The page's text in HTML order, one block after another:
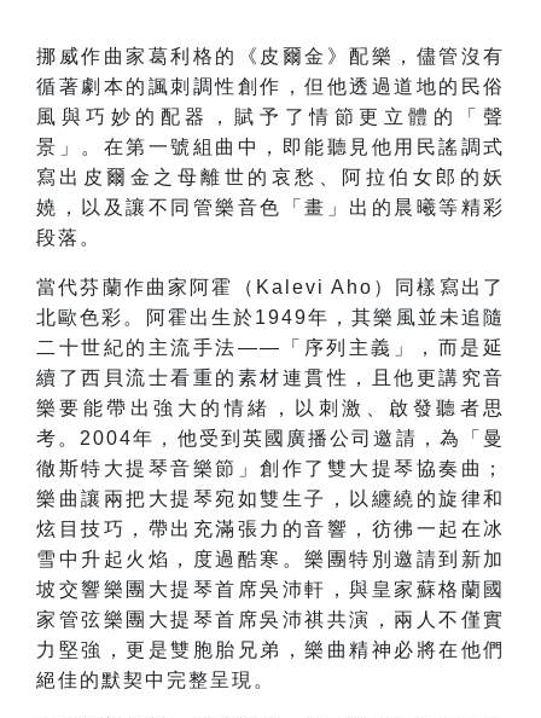
挪威作曲家葛利格的《皮爾金》配樂，儘管沒有
循著劇本的諷刺調性創作，但他透過道地的民俗
風與巧妙的配器，賦予了情節更立體的「聲
景」。在第一號組曲中，即能聽見他用民謠調式
寫出皮爾金之母離世的哀愁、阿拉伯女郎的妖
嬈，以及讓不同管樂音色「畫」出的晨曦等精彩
段落。
當代芬蘭作曲家阿霍（Kalevi Aho）同樣寫出了
北歐色彩。阿霍出生於1949年，其樂風並未追隨
二十世紀的主流手法——「序列主義」，而是延
續了西貝流士看重的素材連貫性，且他更講究音
樂要能帶出強大的情緒，以刺激、啟發聽者思
考。2004年，他受到英國廣播公司邀請，為「曼
徹斯特大提琴音樂節」創作了雙大提琴協奏曲；
樂曲讓兩把大提琴宛如雙生子，以纏繞的旋律和
炫目技巧，帶出充滿張力的音響，彷彿一起在冰
雪中升起火焰，度過酷寒。樂團特別邀請到新加
坡交響樂團大提琴首席吳沛軒，與皇家蘇格蘭國
家管弦樂團大提琴首席吳沛祺共演，兩人不僅實
力堅強，更是雙胞胎兄弟，樂曲精神必將在他們
絕佳的默契中完整呈現。